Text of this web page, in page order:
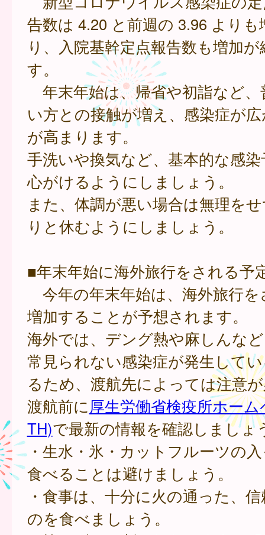
告数は 4.20 と前週の 3.96 より
り、入院基幹定点報告数も増加
す。
年末年始は、帰省や初詣など、
い方との接触が増え、感染症が
が高まります。
手洗いや換気など、基本的な感
心がけるようにしましょう。
また、体調が悪い場合は無理を
りと休むようにしましょう。
■年末年始に海外旅行をされる予
今年の年末年始は、海外旅行
増加することが予想されます。
海外では、デング熱や麻しんな
常見られない感染症が発生して
るため、渡航先によっては注意
渡航前に厚生労働省検疫所ホー
TH)で最新の情報を確認しましょ
・生水・氷・カットフルーツの
食べることは避けましょう。
・食事は、十分に火の通った、
のを食べましょう。